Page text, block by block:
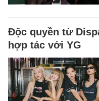
Độc quyền từ
hợp tác với YG